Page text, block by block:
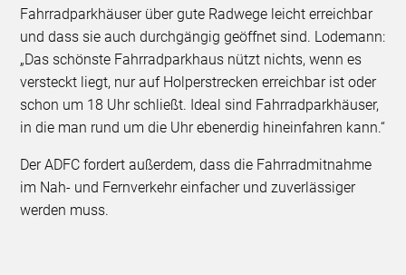
Fahrradparkhäuser über gute Radwege leicht erreichbar
und dass sie auch durchgängig geöffnet sind. Lodemann:
„Das schönste Fahrradparkhaus nützt nichts, wenn es
versteckt liegt, nur auf Holperstrecken erreichbar ist oder
schon um 18 Uhr schließt. Ideal sind Fahrradparkhäuser,
in die man rund um die Uhr ebenerdig hineinfahren kann.“
Der ADFC fordert außerdem, dass die Fahrradmitnahme
im Nah- und Fernverkehr einfacher und zuverlässiger
werden muss.